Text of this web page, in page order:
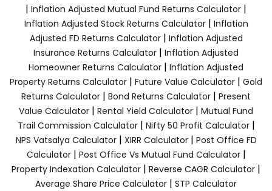
| Inflation Adjusted Mutual Fund Returns Calculator |
Inflation Adjusted Stock Returns Calculator| Inflation
Adjusted FD Returns Calculator| Inflation Adjusted
Insurance Returns Calculator | Inflation Adjusted
Homeowner Returns Calculator | Inflation Adjusted
Property Returns Calculator | Future Value Calculator | Gold
Returns Calculator | Bond Returns Calculator | Present
Value Calculator | Rental Yield Calculator | Mutual Fund
Trail Commission Calculator| Nifty 50 Profit Calculator|
NPS Vatsalya Calculator| XIRR Calculator| Post Office FD
Calculator| Post Office Vs Mutual Fund Calculator|
Property Indexation Calculator | Reverse CAGR Calculator |
Average Share Price Calculator | STP Calculator